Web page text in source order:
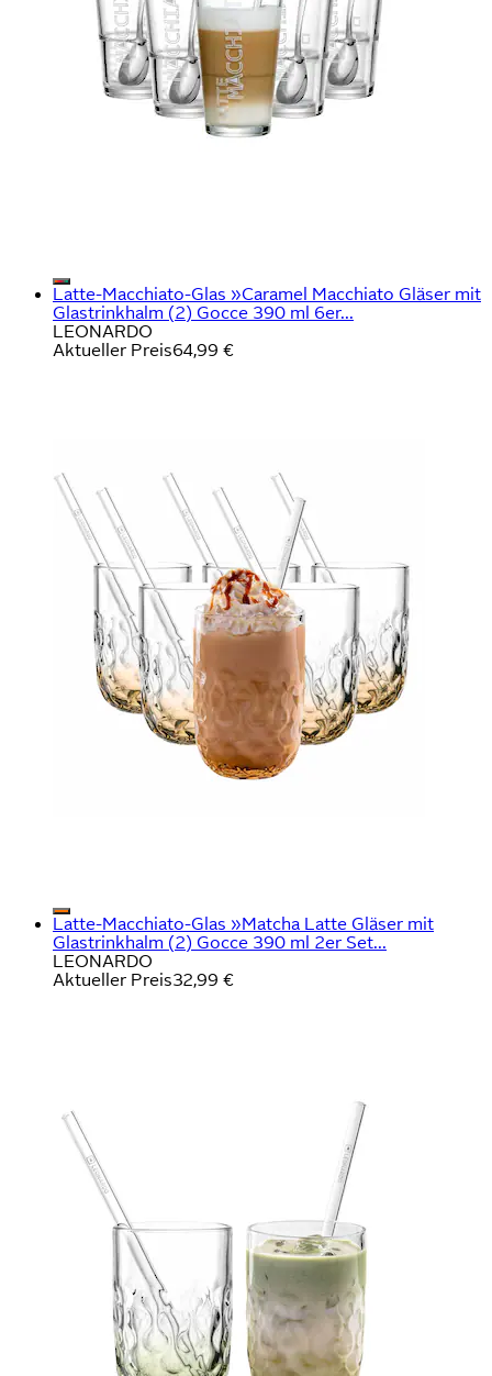
Latte-Macchiato-Glas »Caramel Macchiato Gläser mit
Glastrinkhalm (2) Gocce 390 ml 6er...
LEONARDO
Aktueller Preis64,99 €
Latte-Macchiato-Glas »Matcha Latte Gläser mit
Glastrinkhalm (2) Gocce 390 ml 2er Set...
LEONARDO
Aktueller Preis32,99 €